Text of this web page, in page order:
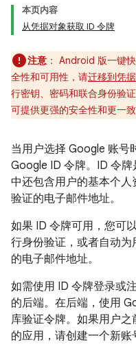
本页内容
从凭据对象获取 ID 令牌
注意 ： Android 版一键
全性和可用性，请迁移到凭
行密钥、密码和联合身份验
可提供更强的安全性和更一致
当用户选择 Google 账号
Google ID 令牌。ID 令
中还包含用户的基本个
验证的电子邮件地址。
如果 ID 令牌可用，您可
行身份验证，或者自动
的电子邮件地址。
如需使用 ID 令牌登录或
的后端。在后端，使用
库验证令牌。如果用户
的应用，请创建一个新账